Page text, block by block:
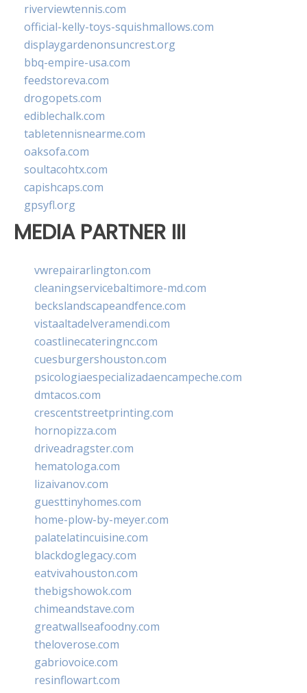
riverviewtennis.com
official-kelly-toys-squishmallows.com
displaygardenonsuncrest.org
bbq-empire-usa.com
feedstoreva.com
drogopets.com
ediblechalk.com
tabletennisnearme.com
oaksofa.com
soultacohtx.com
capishcaps.com
gpsyfl.org
MEDIA PARTNER III
vwrepairarlington.com
cleaningservicebaltimore-md.com
beckslandscapeandfence.com
vistaaltadelveramendi.com
coastlinecateringnc.com
cuesburgershouston.com
psicologiaespecializadaencampeche.com
dmtacos.com
crescentstreetprinting.com
hornopizza.com
driveadragster.com
hematologa.com
lizaivanov.com
guesttinyhomes.com
home-plow-by-meyer.com
palatelatincuisine.com
blackdoglegacy.com
eatvivahouston.com
thebigshowok.com
chimeandstave.com
greatwallseafoodny.com
theloverose.com
gabriovoice.com
resinflowart.com